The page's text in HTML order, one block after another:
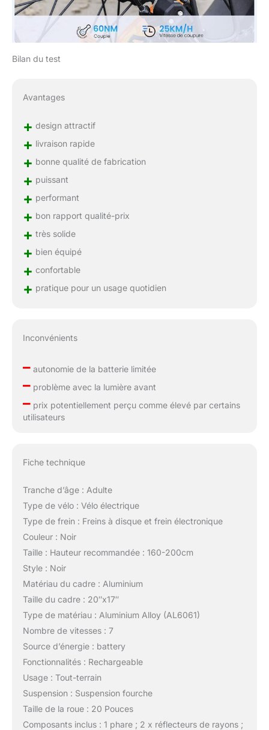
vitesses, qui assure des
changements de rapport
fluides sur toutes les
pentes. Toutes vos
Bilan du test
Avantages
+ design attractif
+ livraison rapide
+ bonne qualité de fabrication
+ puissant
+ performant
+ bon rapport qualité-prix
+ très solide
+ bien équipé
+ confortable
+ pratique pour un usage quotidien
Inconvénients
–autonomie de la batterie limitée
–problème avec la lumière avant
–prix potentiellement perçu comme élevé par certains
utilisateurs
Fiche technique
Tranche d’âge : Adulte
Type de vélo : Vélo électrique
Type de frein : Freins à disque et frein électronique
Couleur : Noir
Taille : Hauteur recommandée : 160-200cm
Style : Noir
Matériau du cadre : Aluminium
Taille du cadre : 20″x17″
Type de matériau : Aluminium Alloy (AL6061)
Nombre de vitesses : 7
Source d’énergie : battery
Fonctionnalités : Rechargeable
Usage : Tout-terrain
Suspension : Suspension fourche
Taille de la roue : 20 Pouces
Composants inclus : 1 phare ; 2 x réflecteurs de rayons ;